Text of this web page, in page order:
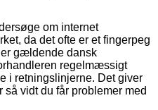
om internet
da det ofte er et fingerpeg
gældende dansk
regelmæssigt
i retningslinjerne. Det giver
vidt du får problemer med